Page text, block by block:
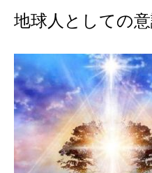
地球人としての